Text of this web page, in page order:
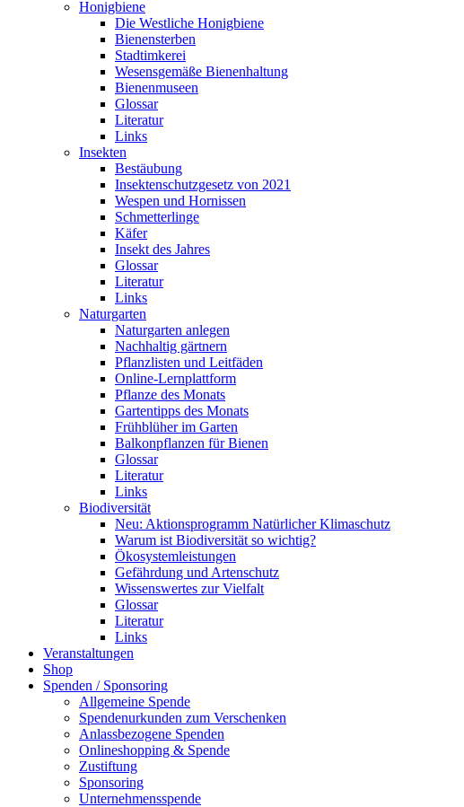
Honigbiene
Die Westliche Honigbiene
Bienensterben
Stadtimkerei
Wesensgemäße Bienenhaltung
Bienenmuseen
Glossar
Literatur
Links
Insekten
Bestäubung
Insektenschutzgesetz von 2021
Wespen und Hornissen
Schmetterlinge
Käfer
Insekt des Jahres
Glossar
Literatur
Links
Naturgarten
Naturgarten anlegen
Nachhaltig gärtnern
Pflanzlisten und Leitfäden
Online-Lernplattform
Pflanze des Monats
Gartentipps des Monats
Frühblüher im Garten
Balkonpflanzen für Bienen
Glossar
Literatur
Links
Biodiversität
Neu: Aktionsprogramm Natürlicher Klimaschutz
Warum ist Biodiversität so wichtig?
Ökosystemleistungen
Gefährdung und Artenschutz
Wissenswertes zur Vielfalt
Glossar
Literatur
Links
Veranstaltungen
Shop
Spenden / Sponsoring
Allgemeine Spende
Spendenurkunden zum Verschenken
Anlassbezogene Spenden
Onlineshopping & Spende
Zustiftung
Sponsoring
Unternehmensspende